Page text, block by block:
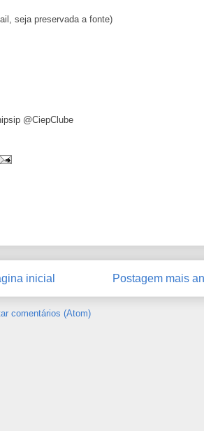
seja preservada a fonte)
@CiepClube
Postagem mais
inicial
comentários (Atom)